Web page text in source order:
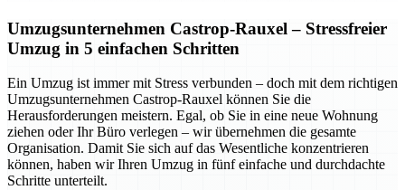
Umzugsunternehmen Castrop-Rauxel – Stressfreier
Umzug in 5 einfachen Schritten
Ein Umzug ist immer mit Stress verbunden – doch mit dem richtigen
Umzugsunternehmen Castrop-Rauxel können Sie die
Herausforderungen meistern. Egal, ob Sie in eine neue Wohnung
ziehen oder Ihr Büro verlegen – wir übernehmen die gesamte
Organisation. Damit Sie sich auf das Wesentliche konzentrieren
können, haben wir Ihren Umzug in fünf einfache und durchdachte
Schritte unterteilt.